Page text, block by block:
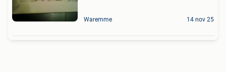
Waremme 14 nov 25